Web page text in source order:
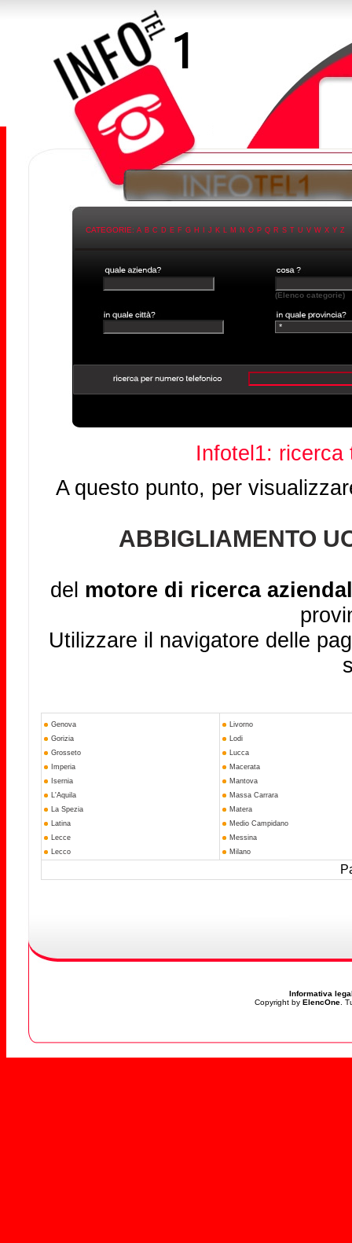
CATEGORIE: A B C D E F G H J K L M N O P Q R S T U V W X Y Z
(Elenco categorie)
Infotel1: ricerca
A questo punto, per
ABBIGLIAMENTO
del motore di ricerca
Utilizzare il navigatore delle
Genova
Gorizia
Grosseto
Imperia
Isernia
L'Aquila
La Spezia
Latina
Lecce
Lecco
Livorno
Lodi
Lucca
Macerata
Mantova
Massa Carrara
Matera
Medio Campidano
Messina
Milano
Informativa
Copyright by ElencOne.